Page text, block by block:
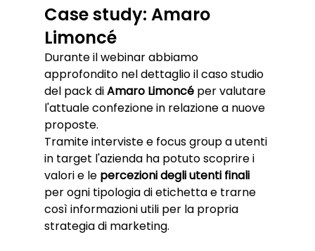
Case study: Amaro
Limoncé
Durante il webinar abbiamo
approfondito nel dettaglio il caso studio
del pack di Amaro Limoncé per valutare
l'attuale confezione in relazione a nuove
proposte.
Tramite interviste e focus group a utenti
in target l'azienda ha potuto scoprire i
valori e le percezioni degli utenti finali
per ogni tipologia di etichetta e trarne
così informazioni utili per la propria
strategia di marketing.